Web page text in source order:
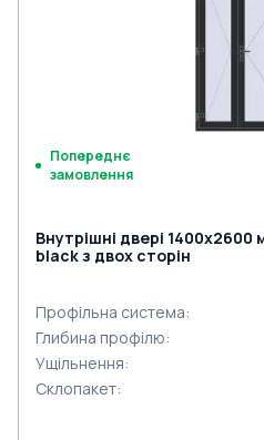
Попереднє
замовлення
Внутрішні двері
black з двох сторін
Профільна система:
Глибина профілю:
Ущільнення:
Склопакет: